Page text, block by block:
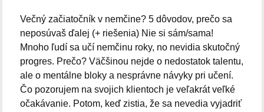
Večný začiatočník v nemčine? 5 dôvodov, prečo sa
neposúvaš ďalej (+ riešenia) Nie si sám/sama!
Mnoho ľudí sa učí nemčinu roky, no nevidia skutočný
progres. Prečo? Väčšinou nejde o nedostatok talentu,
ale o mentálne bloky a nesprávne návyky pri učení.
Čo pozorujem na svojich klientoch je veľakrát veľké
očakávanie. Potom, keď zistia, že sa nevedia vyjadriť